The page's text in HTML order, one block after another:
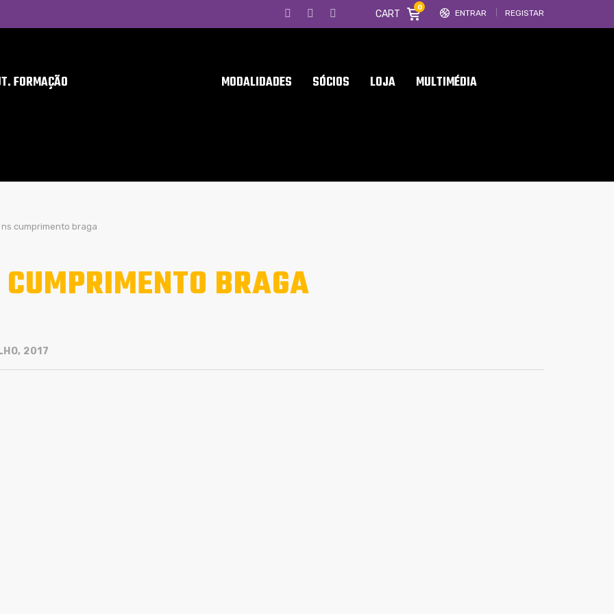
ENTRAR REGISTAR
CART
0
FORMAÇÃO MODALIDADES SÓCIOS LOJA MULTIMÉDIA
ns cumprimento braga
BRAGA
2017